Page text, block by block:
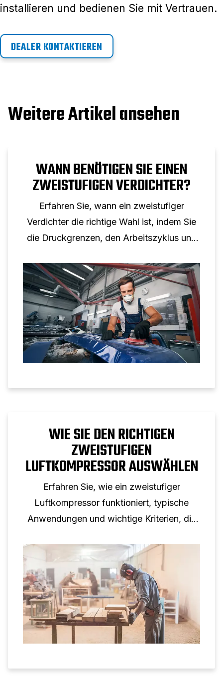
installieren und bedienen Sie mit Vertrauen.
DEALER KONTAKTIEREN
Weitere Artikel ansehen
WANN BENÖTIGEN SIE EINEN
ZWEISTUFIGEN VERDICHTER?
Erfahren Sie, wann ein zweistufiger
Verdichter die richtige Wahl ist, indem Sie
die Druckgrenzen, den Arbeitszyklus und
WIE SIE DEN RICHTIGEN
ZWEISTUFIGEN
LUFTKOMPRESSOR AUSWÄHLEN
Erfahren Sie, wie ein zweistufiger
Luftkompressor funktioniert, typische
Anwendungen und wichtige Kriterien, die
Kolbenkompressors für den
professionellen Einsatz zu berücksichtigen
sind.